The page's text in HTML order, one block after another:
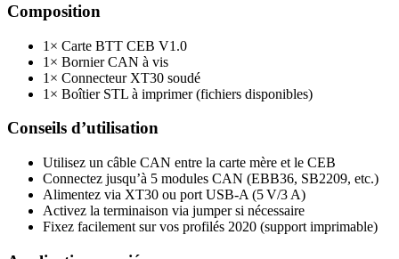
Composition
1× Carte BTT CEB V1.0
1× Bornier CAN à vis
1× Connecteur XT30 soudé
1× Boîtier STL à imprimer (fichiers disponibles)
Conseils d’utilisation
Utilisez un câble CAN entre la carte mère et le CEB
Connectez jusqu’à 5 modules CAN (EBB36, SB2209, etc.)
Alimentez via XT30 ou port USB‑A (5 V/3 A)
Activez la terminaison via jumper si nécessaire
Fixez facilement sur vos profilés 2020 (support imprimable)